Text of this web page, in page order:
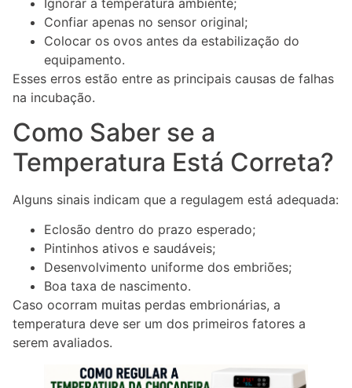
Confiar apenas no sensor original;
Colocar os ovos antes da estabilização do
equipamento.
Esses erros estão entre as principais causas de falhas
na incubação.
Como Saber se a
Temperatura Está Correta?
Alguns sinais indicam que a regulagem está adequada:
Eclosão dentro do prazo esperado;
Pintinhos ativos e saudáveis;
Desenvolvimento uniforme dos embriões;
Boa taxa de nascimento.
Caso ocorram muitas perdas embrionárias, a
temperatura deve ser um dos primeiros fatores a
serem avaliados.